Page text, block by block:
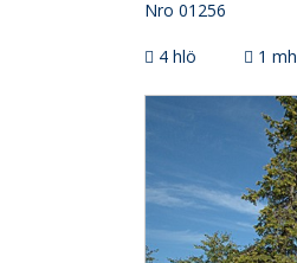
Nro 01256
4 hlö 1 mh